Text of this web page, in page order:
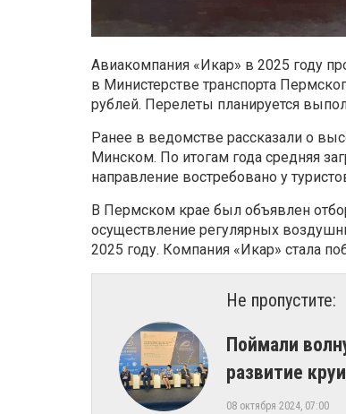
Авиакомпания «Икар» в 2025 году
в Министерстве транспорта
рублей. Перелеты планируется
Ранее в ведомстве рассказали о
Минском. По итогам года средняя
направление востребовано у
В Пермском крае был объявлен
осуществление регулярных
2025 году. Компания «Икар» стала
Не пропустите:
Поймали
развитие
08 октября 2024, 07:00